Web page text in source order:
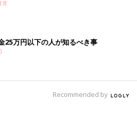
児
25万円以下の人が知るべき事
Recommended by